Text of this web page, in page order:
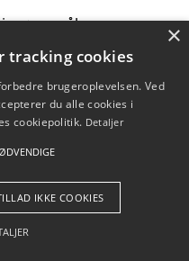
om
Pilanto Aps
Betingelser
×
tracking cookies
brugeroplevelsen. Ved
du alle cookies i
cookiepolitik. Detaljer
IKKE COOKIES